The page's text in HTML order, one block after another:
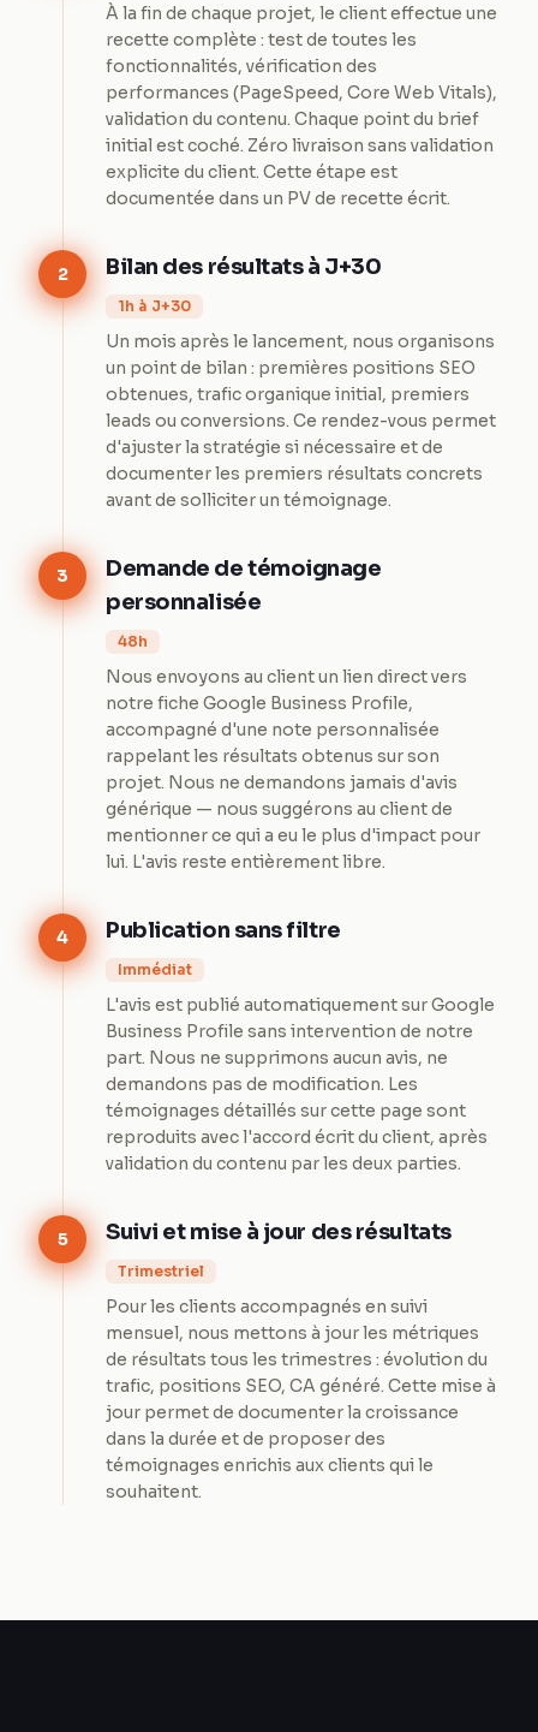
À la fin de chaque projet, le client effectue une
recette complète : test de toutes les
fonctionnalités, vérification des
performances (PageSpeed, Core Web Vitals),
validation du contenu. Chaque point du brief
initial est coché. Zéro livraison sans validation
explicite du client. Cette étape est
documentée dans un PV de recette écrit.
2 Bilan des résultats à J+30
1h à J+30
Un mois après le lancement, nous organisons
un point de bilan : premières positions SEO
obtenues, trafic organique initial, premiers
leads ou conversions. Ce rendez-vous permet
d'ajuster la stratégie si nécessaire et de
documenter les premiers résultats concrets
avant de solliciter un témoignage.
3
Demande de témoignage
personnalisée
48h
Nous envoyons au client un lien direct vers
notre fiche Google Business Profile,
accompagné d'une note personnalisée
rappelant les résultats obtenus sur son
projet. Nous ne demandons jamais d'avis
générique — nous suggérons au client de
mentionner ce qui a eu le plus d'impact pour
lui. L'avis reste entièrement libre.
4 Publication sans filtre
Immédiat
L'avis est publié automatiquement sur Google
Business Profile sans intervention de notre
part. Nous ne supprimons aucun avis, ne
demandons pas de modification. Les
témoignages détaillés sur cette page sont
reproduits avec l'accord écrit du client, après
validation du contenu par les deux parties.
5 Suivi et mise à jour des résultats
Trimestriel
Pour les clients accompagnés en suivi
mensuel, nous mettons à jour les métriques
de résultats tous les trimestres : évolution du
trafic, positions SEO, CA généré. Cette mise à
jour permet de documenter la croissance
dans la durée et de proposer des
témoignages enrichis aux clients qui le
souhaitent.